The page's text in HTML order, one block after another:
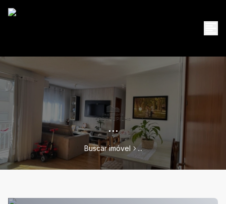
...
Buscar imóvel ...